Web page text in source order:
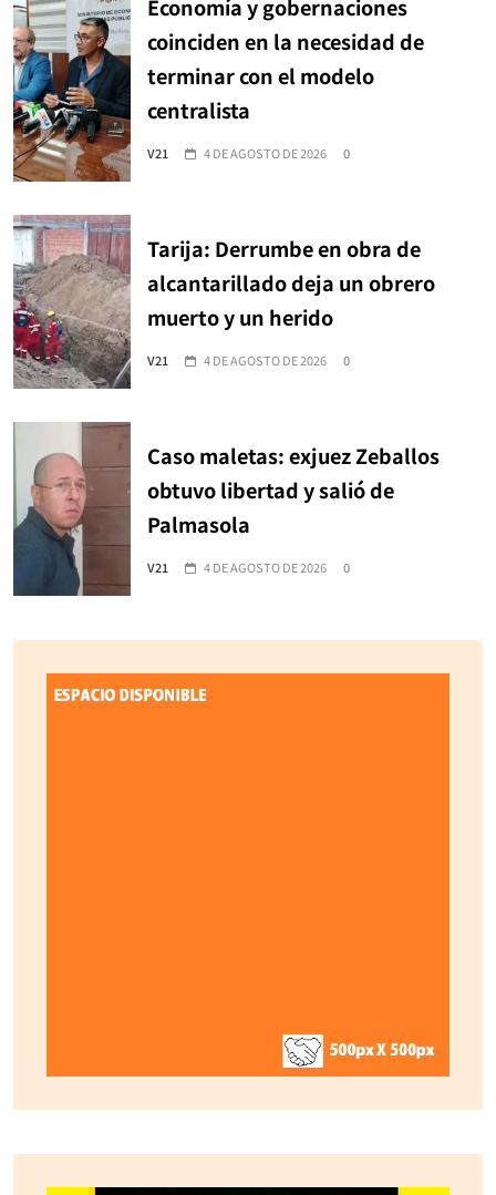
Economía y gobernaciones
coinciden en la necesidad de
terminar con el modelo
centralista
V21 4 DE AGOSTO DE 2026 0
Tarija: Derrumbe en obra de
alcantarillado deja un obrero
muerto y un herido
V21 4 DE AGOSTO DE 2026 0
Caso maletas: exjuez Zeballos
obtuvo libertad y salió de
Palmasola
V21 4 DE AGOSTO DE 2026 0